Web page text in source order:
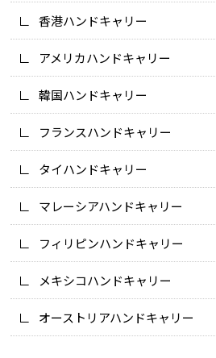
香港ハンドキャリー
アメリカハンドキャリー
韓国ハンドキャリー
フランスハンドキャリー
タイハンドキャリー
マレーシアハンドキャリー
フィリピンハンドキャリー
メキシコハンドキャリー
オーストリアハンドキャリー